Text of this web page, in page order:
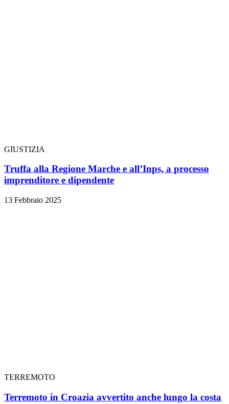
GIUSTIZIA
Truffa alla Regione Marche e all’Inps, a processo
imprenditore e dipendente
13 Febbraio 2025
TERREMOTO
Terremoto in Croazia avvertito anche lungo la costa